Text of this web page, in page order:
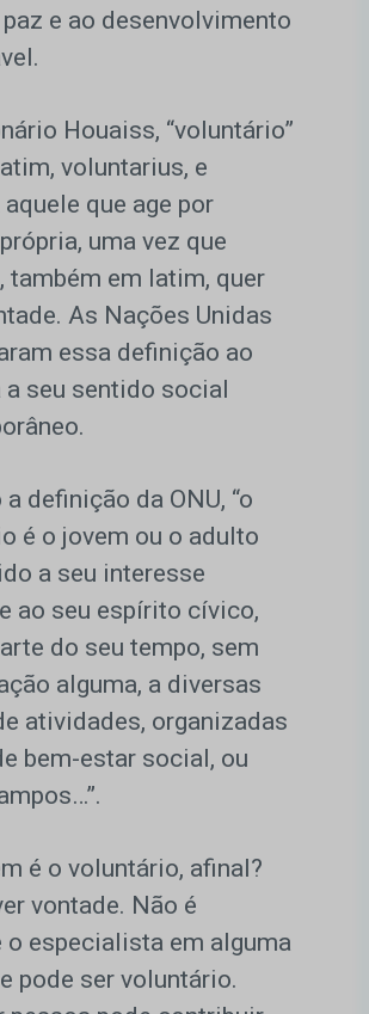
e ao desenvolvimento
Houaiss, “voluntário”
voluntarius, e
que age por
uma vez que
também em latim, quer
As Nações Unidas
essa definição ao
seu sentido social
a definição da ONU, “o
é o jovem ou o adulto
a seu interesse
ao seu espírito cívico,
do seu tempo, sem
alguma, a diversas
atividades, organizadas
bem-estar social, ou
é o voluntário, afinal?
vontade. Não é
o especialista em alguma
pode ser voluntário.